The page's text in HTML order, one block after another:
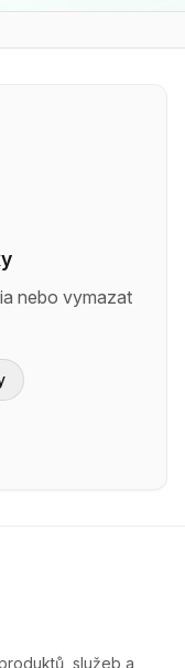
nebo vymazat
služeb a